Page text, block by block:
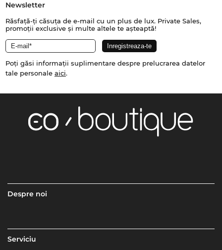
Newsletter
Răsfață-ți căsuța de e-mail cu un plus de lux. Private Sales,
promoții exclusive și multe altele te așteaptă!
Poți găsi informații suplimentare despre prelucrarea datelor
tale personale aici.
Despre noi
Serviciu